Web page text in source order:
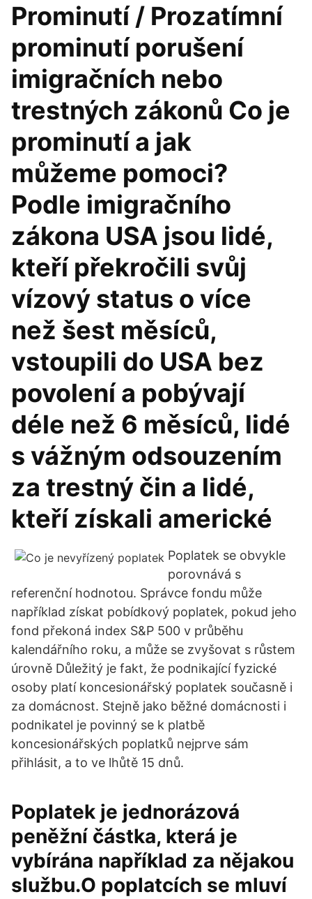
Prominutí / Prozatímní
prominutí porušení
imigračních nebo
trestných zákonů Co je
prominutí a jak
můžeme pomoci?
Podle imigračního
zákona USA jsou lidé,
kteří překročili svůj
vízový status o více
než šest měsíců,
vstoupili do USA bez
povolení a pobývají
déle než 6 měsíců, lidé
s vážným odsouzením
za trestný čin a lidé,
kteří získali americké
Poplatek se obvykle
porovnává s
referenční hodnotou. Správce fondu může
například získat pobídkový poplatek, pokud jeho
fond překoná index S&P 500 v průběhu
kalendářního roku, a může se zvyšovat s růstem
úrovně Důležitý je fakt, že podnikající fyzické
osoby platí koncesionářský poplatek současně i
za domácnost. Stejně jako běžné domácnosti i
podnikatel je povinný se k platbě
koncesionářských poplatků nejprve sám
přihlásit, a to ve lhůtě 15 dnů.
Poplatek je jednorázová
peněžní částka, která je
vybírána například za nějakou
službu.O poplatcích se mluví